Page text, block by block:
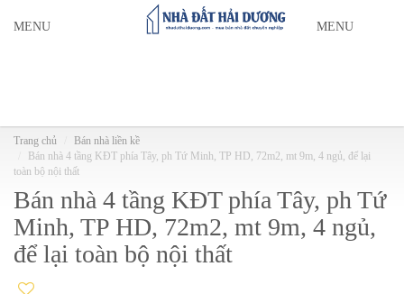
MENU MENU
Trang chủ
Bán nhà liền kề
Bán nhà 4 tầng KĐT phía Tây, ph Tứ Minh, TP HD, 72m2, mt 9m, 4 ngủ, để lại
toàn bộ nội thất
Bán nhà 4 tầng KĐT phía Tây, ph Tứ
Minh, TP HD, 72m2, mt 9m, 4 ngủ,
để lại toàn bộ nội thất